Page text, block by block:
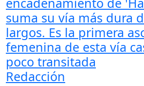
suma su vía más dura
largos. Es la primera
femenina de esta vía
poco transitada
Redacción